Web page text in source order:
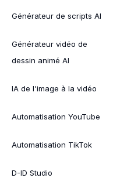
Générateur de scripts AI
Générateur vidéo de
dessin animé AI
IA de l'image à la vidéo
Automatisation YouTube
Automatisation TikTok
D-ID Studio